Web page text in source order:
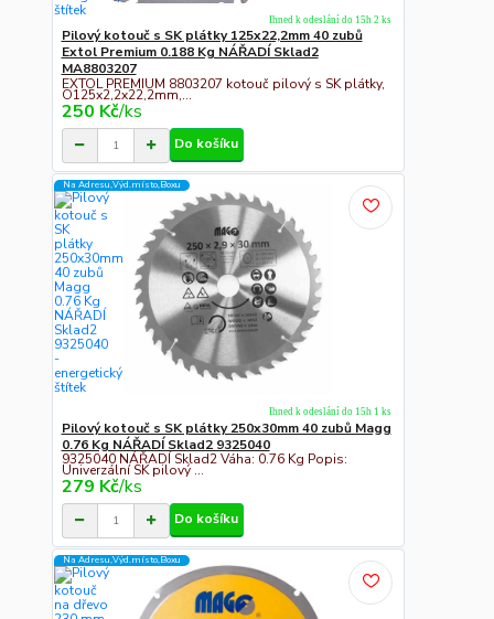
Pilový kotouč s SK plátky 125x22,2mm 40 zubů
Extol Premium 0.188 Kg NÁŘADÍ Sklad2
MA8803207
EXTOL PREMIUM 8803207 kotouč pilový s SK plátky,
O125x2,2x22,2mm,...
250 Kč/ks
Ihned k odeslání do 15h 2 ks
Do košíku
Na Adresu,Výd.místo,Boxu
Pilový kotouč s SK plátky 250x30mm 40 zubů Magg
0.76 Kg NÁŘADÍ Sklad2 9325040
9325040 NÁŘADÍ Sklad2 Váha: 0.76 Kg Popis:
Univerzální SK pilový ...
279 Kč/ks
Ihned k odeslání do 15h 1 ks
Do košíku
Na Adresu,Výd.místo,Boxu